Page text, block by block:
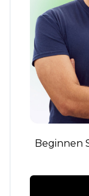
Beginnen